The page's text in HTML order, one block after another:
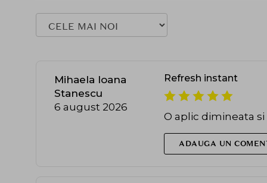
Mihaela Ioana
Stanescu
6 august 2026
Refresh instant
O aplic dimineata
ADAUGA UN